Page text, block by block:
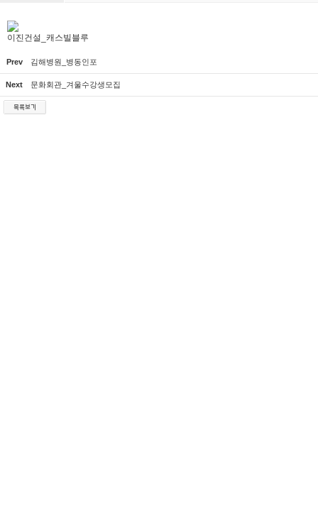
이진건설_캐스빌블루
Prev 김해병원_병동인포
Next 문화회관_겨울수강생모집